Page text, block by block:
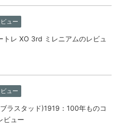
ュー
トレ XO 3rd ミレニアムのレビュ
ュー
ラスタッド)1919：100年ものコ
ビュー